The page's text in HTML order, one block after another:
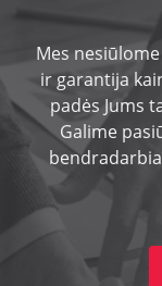
Mes
ir garantija
padės Jums
Galime